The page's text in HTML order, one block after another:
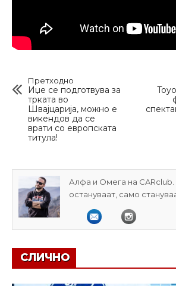
Претходно
Иџе се подготвува за
трката во
Швајцарија, можно е
викендов да се
врати со европската
титула!
Алфа и Омега на CARclub.
остануваат, само
СЛИЧНО